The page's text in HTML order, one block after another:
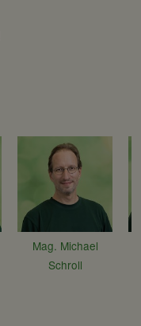
Mag. Michael
Schroll